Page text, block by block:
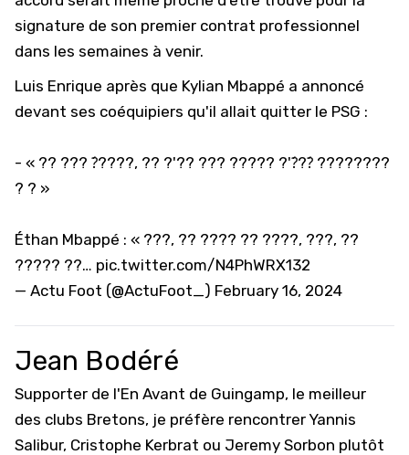
signature de son premier contrat professionnel
dans les semaines à venir.
Luis Enrique après que Kylian Mbappé a annoncé
devant ses coéquipiers qu'il allait quitter le PSG :
- « ?? ??? ?́????, ?? ?'?? ??? ????? ?'?́??́ ????????
? ? »
Éthan Mbappé : « ???, ?? ???? ?? ????, ???, ??
????? ??… pic.twitter.com/N4PhWRX132
— Actu Foot (@ActuFoot_) February 16, 2024
Jean Bodéré
Supporter de l'En Avant de Guingamp, le meilleur
des clubs Bretons, je préfère rencontrer Yannis
Salibur, Cristophe Kerbrat ou Jeremy Sorbon plutôt